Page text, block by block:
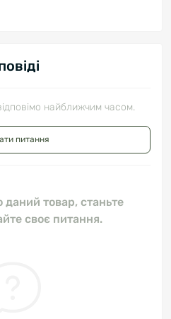
найближчим часом.
питання
товар, станьте
своє питання.